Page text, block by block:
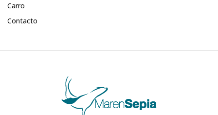
Carro
Contacto